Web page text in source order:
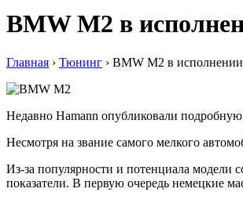
BMW M2 в
Главная › Тюнинг › BMW M2 в исполнении
Недавно Hamann опубликовали
Несмотря на звание самого мелкого
Из-за популярности и потенциала модели
показатели. В первую очередь немецкие